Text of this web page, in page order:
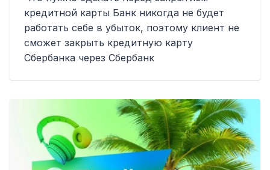
кредитной карты Банк никогда не будет
работать себе в убыток, поэтому клиент не
сможет закрыть кредитную карту
Сбербанка через Сбербанк